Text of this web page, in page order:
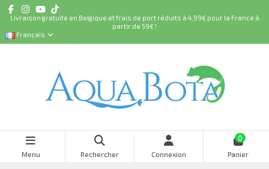
Livraison gratuite en Belgique et frais de port réduits à 4,99€ pour la France à
partir de 59€ !
Français
Menu Rechercher Connexion
0
Panier